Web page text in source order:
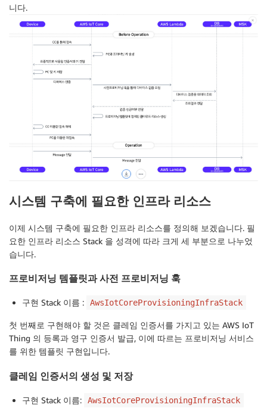
니다.
시스템 구축에 필요한 인프라 리소스
이제 시스템 구축에 필요한 인프라 리소스를 정의해 보겠습니다. 필
요한 인프라 리소스 Stack 을 성격에 따라 크게 세 부분으로 나누었
습니다.
프로비저닝 템플릿과 사전 프로비저닝 훅
구현 Stack 이름 : AwsIotCoreProvisioningInfraStack
첫 번째로 구현해야 할 것은 클레임 인증서를 가지고 있는 AWS IoT
Thing 의 등록과 영구 인증서 발급, 이에 따르는 프로비저닝 서비스
를 위한 템플릿 구현입니다.
클레임 인증서의 생성 및 저장
구현 Stack 이름: AwsIotCoreProvisioningInfraStack